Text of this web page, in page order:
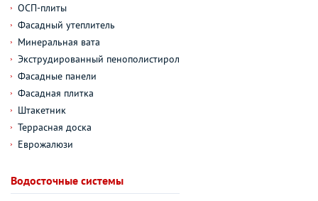
ОСП-плиты
Фасадный утеплитель
Минеральная вата
Экструдированный пенополистирол
Фасадные панели
Фасадная плитка
Штакетник
Террасная доска
Еврожалюзи
Водосточные системы